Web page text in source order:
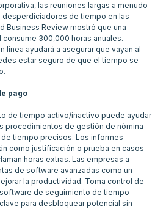
las reuniones largas a menudo
de tiempo en las
Business Review mostró que una
300,000 horas anuales.
línea ayudará a asegurar que vayan al
estar seguro de que el tiempo se
pago
de tiempo activo/inactivo puede ayudar
procedimientos de gestión de nómina
tiempo precisos. Los informes
como justificación o prueba en casos
horas extras. Las empresas a
de software avanzadas como un
la productividad. Toma control de
de seguimiento de tiempo
para desbloquear potencial sin